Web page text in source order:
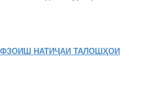
НАТИҶАИ ТАЛОШҲОИ